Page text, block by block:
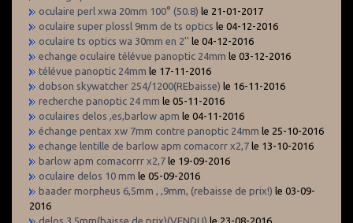
oculaire perl xwa 20mm 100° (50.8) le 21-01-2017
oculaire super plossl 9mm de ts optics le 04-12-2016
oculaire ts optics wa 30mm en 2'' le 04-12-2016
echange oculaire télévue panoptic 24mm le 03-12-2016
télévue panoptic 24mm le 17-11-2016
dobson skywatcher 254/1200(REbaisse) le 16-11-2016
recherche panoptic 24 mm le 05-11-2016
oculaires delos ,es,barlow apm le 04-11-2016
échange pentax xw 7mm contre panoptic 24mm le 25-10-2016
echange lentille de barlow apm comacorr x2,7 le 13-10-2016
barlow apm comacorrr x2,7 le 19-09-2016
oculaire delos 10 mm le 05-09-2016
baader morpheus 6,5mm , ,9mm, (rebaisse de prix!) le 03-09-
2016
delos 3,5mm(baisse de prix)(VENDU) le 23-08-2016